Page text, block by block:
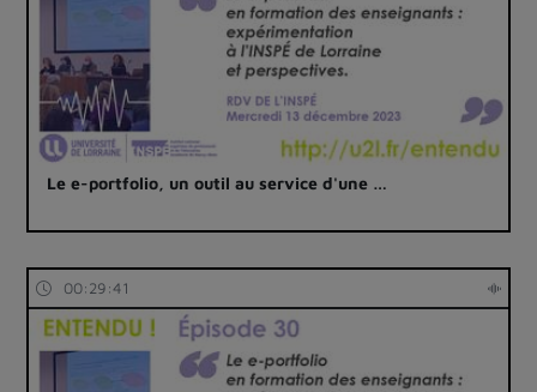
Le e-portfolio, un outil au service d'une …
00:29:41